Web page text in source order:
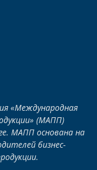
«Международная
(МАПП)
МАПП основана на
бизнес-